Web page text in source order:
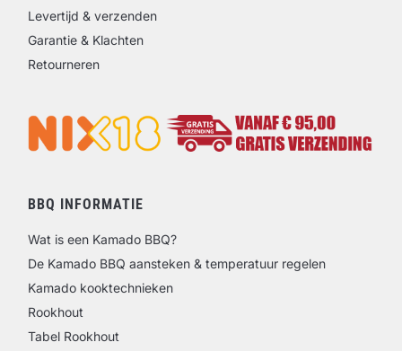
Levertijd & verzenden
Garantie & Klachten
Retourneren
BBQ INFORMATIE
Wat is een Kamado BBQ?
De Kamado BBQ aansteken & temperatuur regelen
Kamado kooktechnieken
Rookhout
Tabel Rookhout